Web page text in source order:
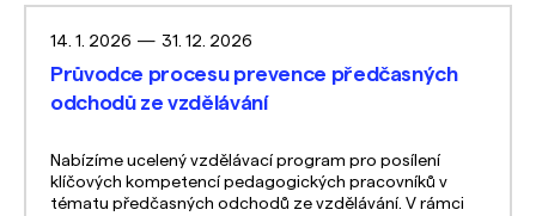
14. 1. 2026 — 31. 12. 2026
Průvodce procesu prevence předčasných
odchodů ze vzdělávání
Nabízíme ucelený vzdělávací program pro posílení
klíčových kompetencí pedagogických pracovníků v
tématu předčasných odchodů ze vzdělávání. V rámci